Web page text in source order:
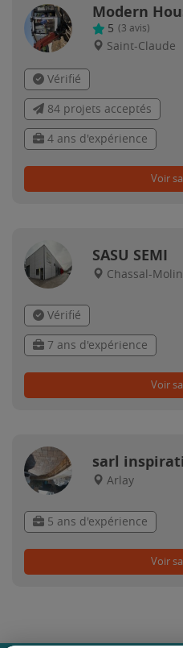
Modern
5 (3 avis)
Saint-Claude
Vérifié
84 projets acceptés
4 ans d'expérience
Voir
SASU SEMI
Chassal-
Vérifié
7 ans d'expérience
Voir
sarl
Arlay
5 ans d'expérience
Voir